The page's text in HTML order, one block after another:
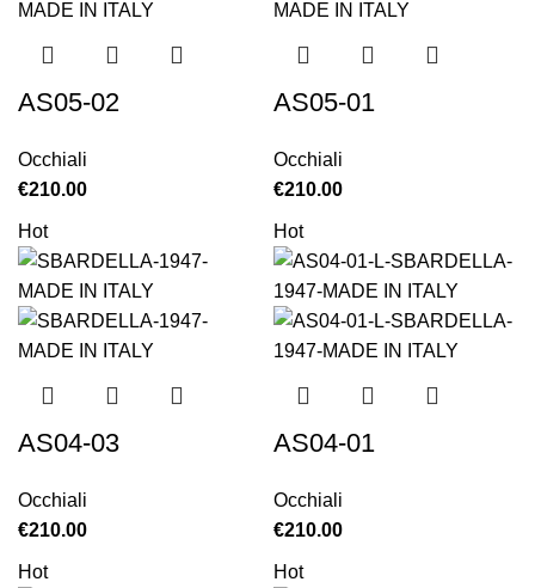
AS05-02
Occhiali
€210.00
AS05-01
Occhiali
€210.00
Hot
AS04-03
Occhiali
€210.00
Hot
AS04-01
Occhiali
€210.00
Hot Hot